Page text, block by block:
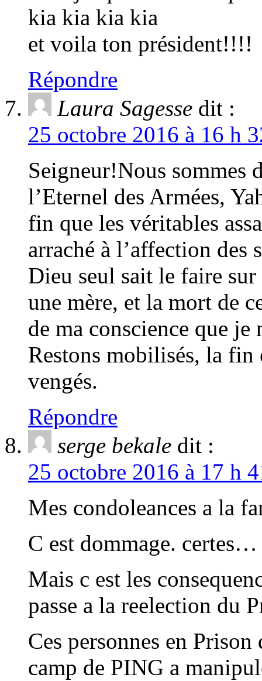
kia kia kia kia
et voila ton président!!!!
Répondre
Laura Sagesse dit :
25 octobre 2016 à 16 h
Seigneur!Nous sommes
l’Eternel des Armées,
fin que les véritables
arraché à l’affection
Dieu seul sait le faire
une mère, et la mort de
de ma conscience que je
Restons mobilisés, la fin
vengés.
Répondre
serge bekale dit :
25 octobre 2016 à 17 h
Mes condoleances a la
C est dommage. certes…
Mais c est les
passe a la reelection du
Ces personnes en
camp de PING a